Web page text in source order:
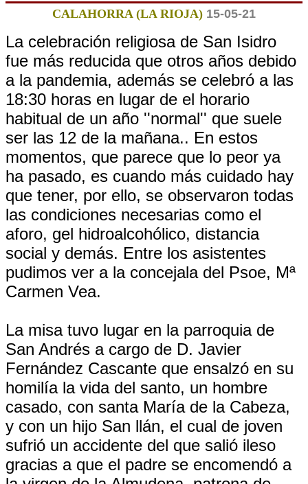
CALAHORRA (LA RIOJA) 15-05-21
La celebración religiosa de San Isidro
fue más reducida que otros años debido
a la pandemia, además se celebró a las
18:30 horas en lugar de el horario
habitual de un año ''normal'' que suele
ser las 12 de la mañana.. En estos
momentos, que parece que lo peor ya
ha pasado, es cuando más cuidado hay
que tener, por ello, se observaron todas
las condiciones necesarias como el
aforo, gel hidroalcohólico, distancia
social y demás. Entre los asistentes
pudimos ver a la concejala del Psoe, Mª
Carmen Vea.
La misa tuvo lugar en la parroquia de
San Andrés a cargo de D. Javier
Fernández Cascante que ensalzó en su
homilía la vida del santo, un hombre
casado, con santa María de la Cabeza,
y con un hijo San llán, el cual de joven
sufrió un accidente del que salió ileso
gracias a que el padre se encomendó a